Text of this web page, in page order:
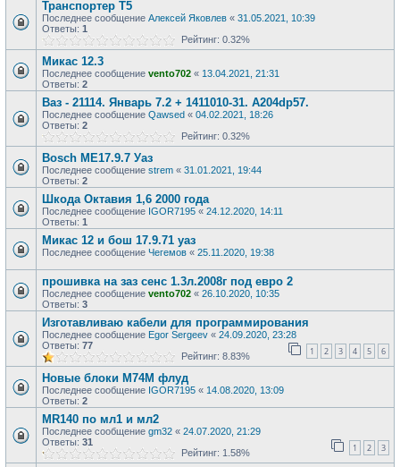
Транспортер Т5
Последнее сообщение Алексей Яковлев « 31.05.2021, 10:39
Ответы: 1
Рейтинг: 0.32%
Микас 12.3
Последнее сообщение vento702 « 13.04.2021, 21:31
Ответы: 2
Ваз - 21114. Январь 7.2 + 1411010-31. A204dp57.
Последнее сообщение Qawsed « 04.02.2021, 18:26
Ответы: 2
Рейтинг: 0.32%
Bosch ME17.9.7 Уаз
Последнее сообщение strem « 31.01.2021, 19:44
Ответы: 2
Шкода Октавия 1,6 2000 года
Последнее сообщение IGOR7195 « 24.12.2020, 14:11
Ответы: 1
Микас 12 и бош 17.9.71 уаз
Последнее сообщение Чегемов « 25.11.2020, 19:38
прошивка на заз сенс 1.3л.2008г под евро 2
Последнее сообщение vento702 « 26.10.2020, 10:35
Ответы: 3
Изготавливаю кабели для программирования
Последнее сообщение Egor Sergeev « 24.09.2020, 23:28
Ответы: 77 1 2 3 4 5 6
Рейтинг: 8.83%
Новые блоки M74M флуд
Последнее сообщение IGOR7195 « 14.08.2020, 13:09
Ответы: 2
MR140 по мл1 и мл2
Последнее сообщение gm32 « 24.07.2020, 21:29
Ответы: 31 1 2 3
Рейтинг: 1.58%